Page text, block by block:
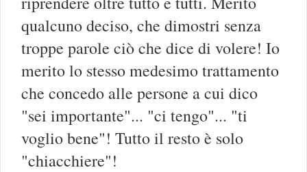
qualcuno deciso, che dimostri senza
troppe parole ciò che dice di volere! Io
merito lo stesso medesimo trattamento
che concedo alle persone a cui dico
"sei importante"... "ci tengo"... "ti
voglio bene"! Tutto il resto è solo
"chiacchiere"!